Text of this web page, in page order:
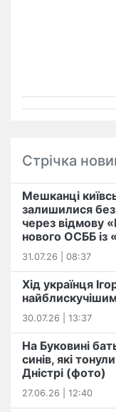
Стрічка
Мешканці
залишилися без
через відмову
нового ОСББ із
31.07.26 | 08:37
Хід українця
30.07.26 | 13:37
На Буковині
синів, які
Дністрі (фото)
27.06.26 | 12:40